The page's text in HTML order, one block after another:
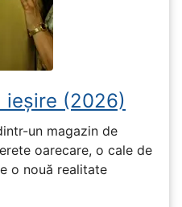
ieșire (2026)
un magazin de
oarecare, o cale de
o nouă realitate